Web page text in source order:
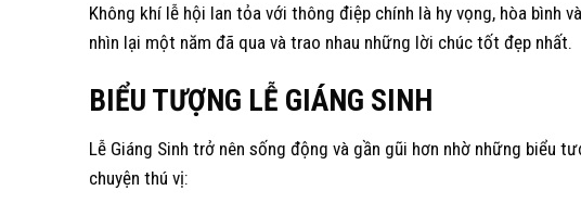
Không khí lễ hội lan tỏa với thông điệp chính là hy vọng, hòa bình
nhìn lại một năm đã qua và trao nhau những lời chúc tốt đẹp nhất.
BIỂU TƯỢNG LỄ GIÁNG SINH
Lễ Giáng Sinh trở nên sống động và gần gũi hơn nhờ những biểu
chuyện thú vị: